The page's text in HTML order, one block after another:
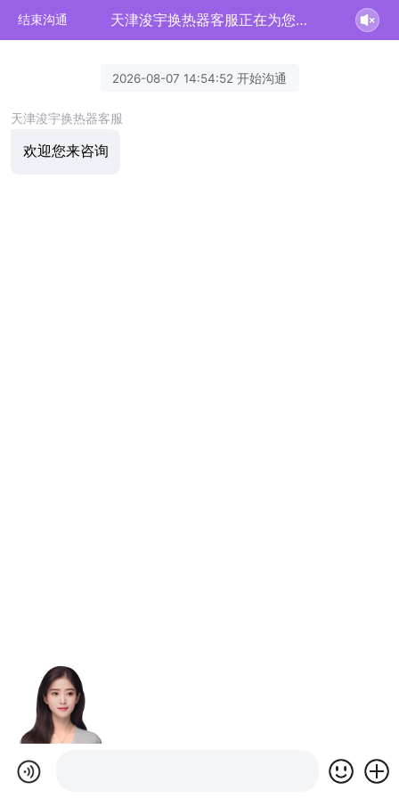
结束沟通 天津浚宇换热器客服正在为您服务
2026-08-07 14:54:52 开始沟通
天津浚宇换热器客服
欢迎您来咨询